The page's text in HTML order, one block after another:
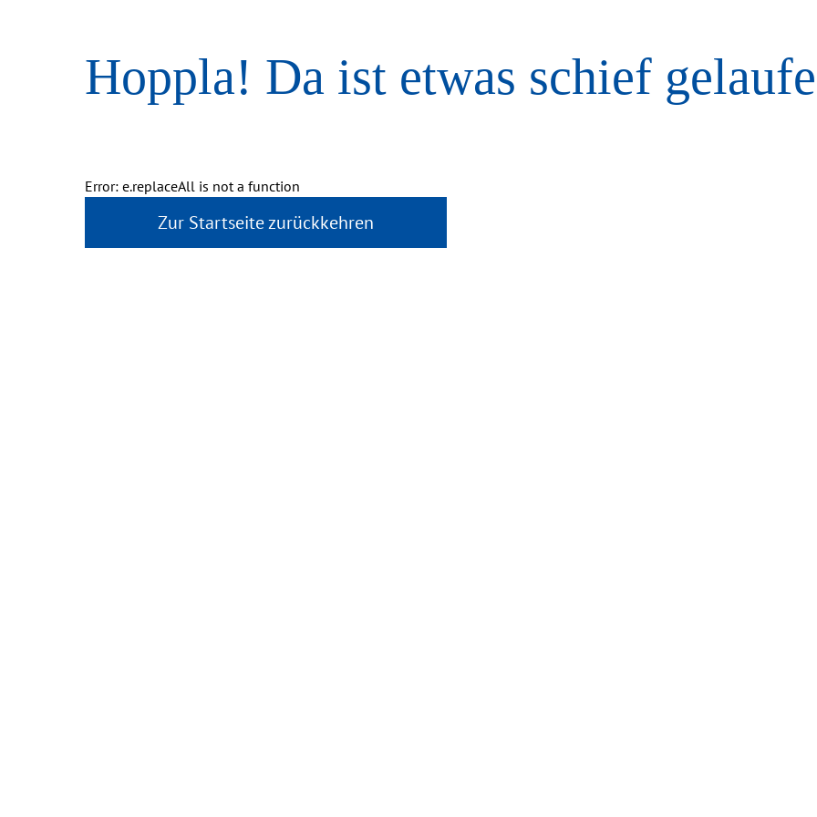
Hoppla! Da ist etwas schief
Error: e.replaceAll is not a function
Zur Startseite zurückkehren